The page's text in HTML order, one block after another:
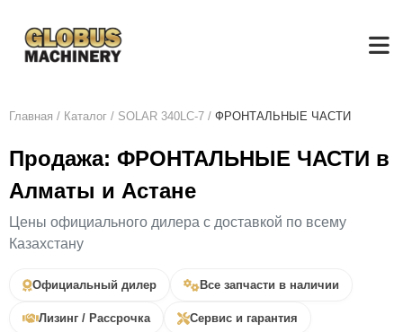
Главная / Каталог / SOLAR 340LC-7 / ФРОНТАЛЬНЫЕ ЧАСТИ
Продажа: ФРОНТАЛЬНЫЕ ЧАСТИ в
Алматы и Астане
Цены официального дилера с доставкой по всему
Казахстану
Официальный дилер Все запчасти в наличии
Лизинг / Рассрочка Сервис и гарантия